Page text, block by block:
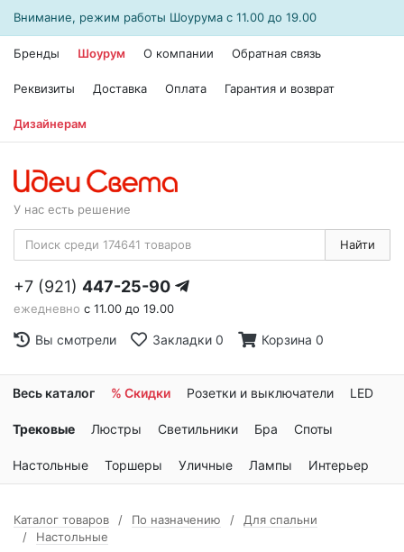
Внимание, режим работы Шоурума с 11.00 до 19.00
Бренды Шоурум О компании Обратная связь
Реквизиты Доставка Оплата Гарантия и возврат
Дизайнерам
У нас есть решение
Найти
+7 (921) 447-25-90
ежедневно с 11.00 до 19.00
Вы смотрели Закладки 0 Корзина 0
Весь каталог % Скидки Розетки и выключатели LED
Трековые Люстры Светильники Бра Споты
Настольные Торшеры Уличные Лампы Интерьер
Каталог товаров По назначению
Для спальни
Настольные